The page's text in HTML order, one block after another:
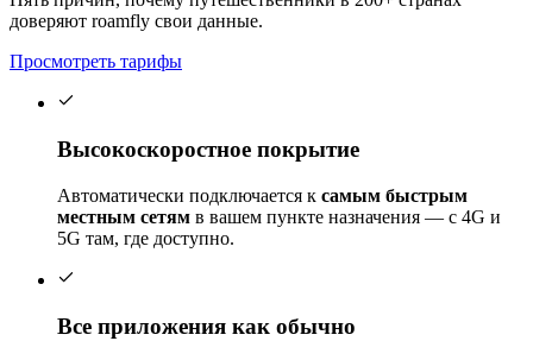
доверяют roamfly свои данные.
Просмотреть тарифы
Высокоскоростное покрытие
Автоматически подключается к самым быстрым
местным сетям в вашем пункте назначения — с 4G и
5G там, где доступно.
Все приложения как обычно